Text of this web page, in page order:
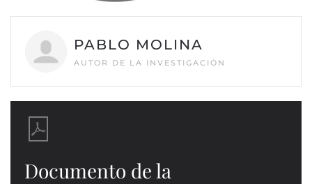
PABLO MOLINA
AUTOR DE LA INVESTIGACIÓN
Documento de la